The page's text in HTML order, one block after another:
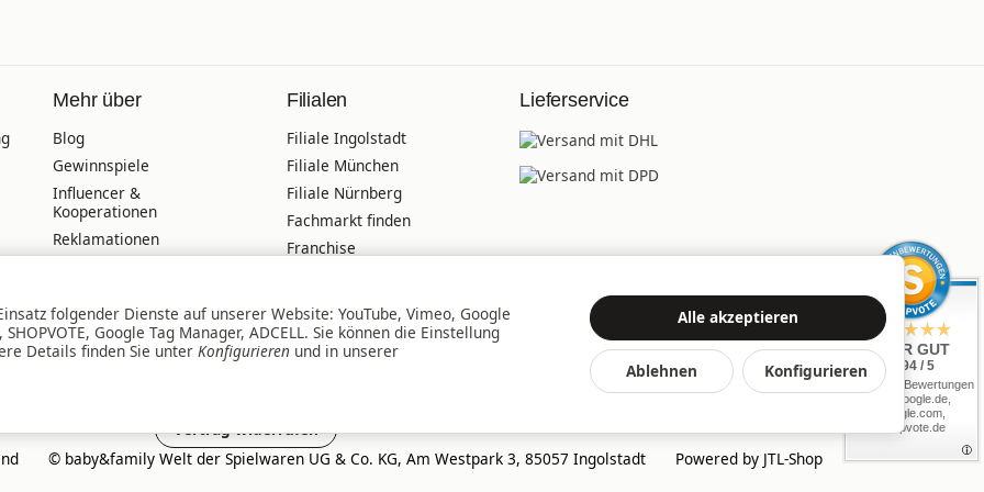
Mehr über
Blog
Gewinnspiele
Influencer &
Kooperationen
Reklamationen
Veranstaltungskalender
Wir über uns
Filialen
Filiale Ingolstadt
Filiale München
Filiale Nürnberg
Fachmarkt finden
Franchise
Online-
Terminbuchung
Lieferservice
Vertrag widerrufen
© baby&family Welt der Spielwaren UG & Co. KG, Am Westpark 3, 85057 Ingolstadt Powered by JTL-Shop
Alle akzeptieren
Ablehnen Konfigurieren
folgender Dienste auf unserer Website: YouTube, Vimeo, Google
Google Tag Manager, ADCELL. Sie können die Einstellung
Details finden Sie unter Konfigurieren und in unserer SEHR GUT
4.94 / 5
aus 2108 Bewertungen
bei: google.de,
google.com,
shopvote.de